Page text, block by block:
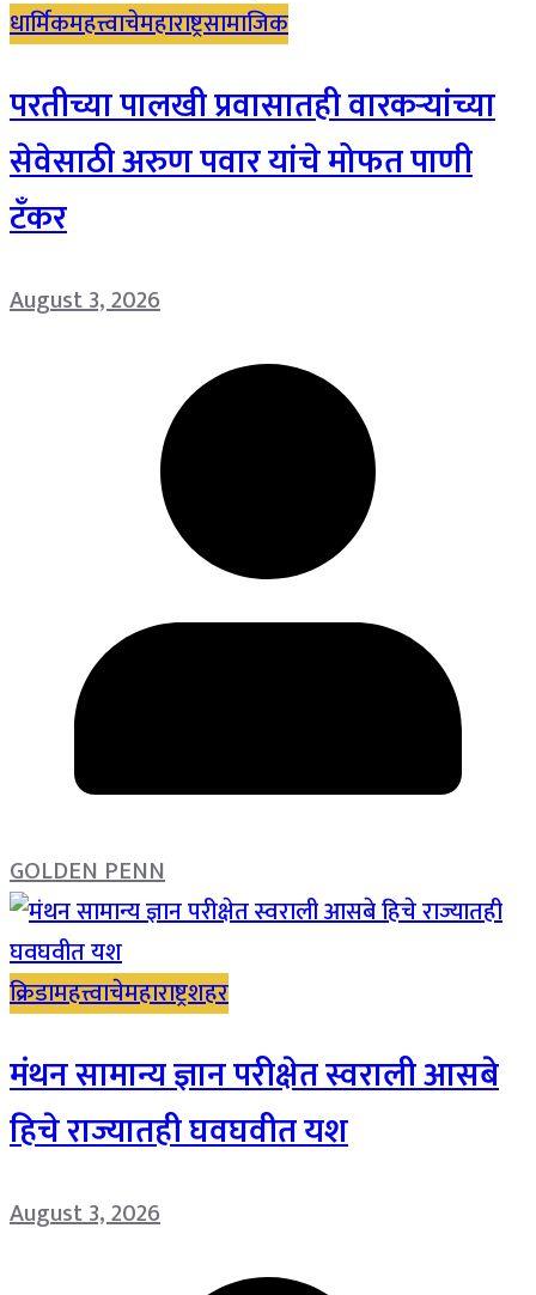
धार्मिकमहत्त्वाचेमहाराष्ट्रसामाजिक
परतीच्या पालखी प्रवासातही वारकऱ्यांच्या
सेवेसाठी अरुण पवार यांचे मोफत पाणी
टँकर
August 3, 2026
GOLDEN PENN
क्रिडामहत्त्वाचेमहाराष्ट्रशहर
मंथन सामान्य ज्ञान परीक्षेत स्वराली आसबे
हिचे राज्यातही घवघवीत यश
August 3, 2026